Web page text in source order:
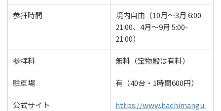
参拝時間
境内自由（10月～3月 6:00-
21:00、4月～9月 5:00-
21:00）
参拝料 無料（宝物殿は有料）
駐車場 有（40台・1時間600円）
公式サイト
https://www.hachimangu.